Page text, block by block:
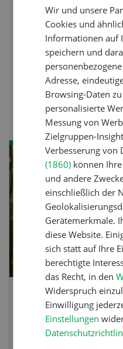
Kein
Pflanzenbau
Raufutter
AUG
-
SEP
18
KWS
Die KWS Schweiz
Wir und unsere
Cookies und
Informationen auf
speichern und
Adresse,
Browsing-Daten
personalisierte
Messung von
Zielgruppen-
Verbesserung von
(1860) können
und andere
einschließlich der
Gerätemerkmale.
diese Website.
sich statt auf Ihre
berechtigte
das Recht, in den
Widerspruch
Einwilligung
Einstellungen